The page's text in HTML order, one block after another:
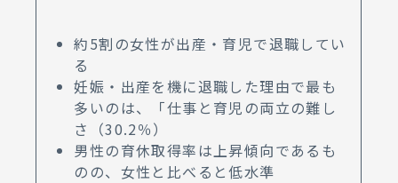
約5割の女性が出産・育児で退職してい
る
妊娠・出産を機に退職した理由で最も
多いのは、「仕事と育児の両立の難し
さ（30.2％）
男性の育休取得率は上昇傾向であるも
のの、女性と比べると低水準